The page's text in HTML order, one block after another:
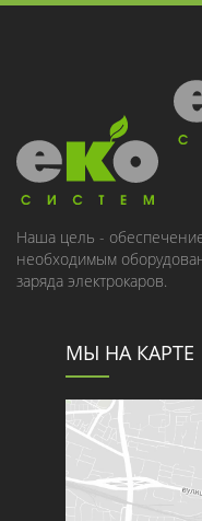
Наша цель -
необходимым
заряда электрокаров.
МЫ НА КАРТЕ